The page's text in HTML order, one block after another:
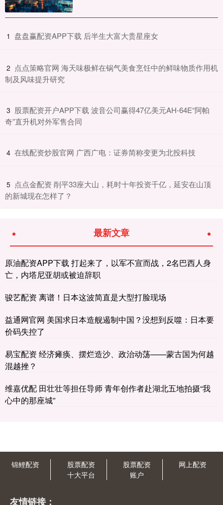
1 ​盘盘赢配资APP下载 后半生大富大贵星座女
2 ​点点策略官网 海天味极鲜在锅气美食烹饪中的鲜味物质作用机
制及风味提升研究
3 ​股票配资开户APP下载 波音公司赢得47亿美元AH-64E“阿帕
奇”直升机对外军售合同
4 ​在线配资炒股官网 广西广电：证券简称变更为北投科技
5 ​点点金配资 削平33座大山，耗时十年投资千亿，延安在山顶
的新城现在怎样了？
最新文章
原油配资APP下载 打起来了，以军不宣而战，2名巴西人身
亡，内塔尼亚胡或被迫辞职
骏艺配资 离谱！日本这波简直是大型打脸现场
益通网官网 美国求日本造舰遏制中国？没想到反噬：日本要
价码失控了
易宝配资 经济瘫痪、摆烂造沙、政治动荡——蒙古国为何越
混越挫？
维嘉优配 田壮壮等担任导师 青年创作者赴湖北五地拍摄“我
心中的那座城”
锦鲤配资
股票配资
十大平台
股票配资
账户
网上配资
友情链接：